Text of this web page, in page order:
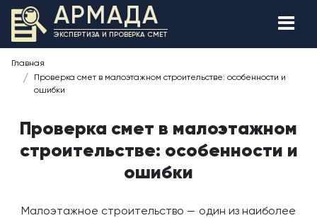
АРМАДА
ЭКСПЕРТИЗА И ПРОВЕРКА СМЕТ
Главная
Проверка смет в малоэтажном строительстве: особенности и
ошибки
Проверка смет в малоэтажном
строительстве: особенности и
ошибки
Малоэтажное строительство — один из наиболее